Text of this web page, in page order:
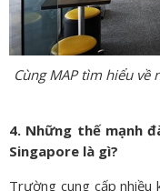
Cùng MAP tìm hiểu về
4. Những thế mạnh
Singapore là gì?
Trường cung cấp